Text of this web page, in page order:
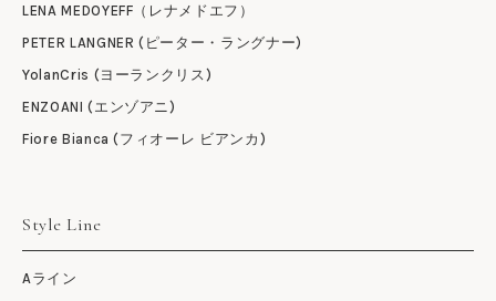
LENA MEDOYEFF（レナメドエフ）
PETER LANGNER (ピーター・ラングナー)
YolanCris (ヨーランクリス)
ENZOANI (エンゾアニ)
Fiore Bianca (フィオーレ ビアンカ)
Style Line
Aライン